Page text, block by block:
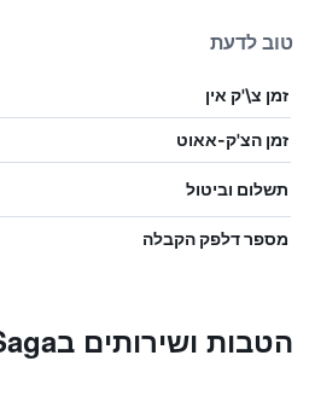
טוב לדעת
זמן צ\'ק אין
זמן הצ'ק-אאוט
תשלום וביטול
מספר דלפק הקבלה
הטבות ושירותים בGo Hotel Saga